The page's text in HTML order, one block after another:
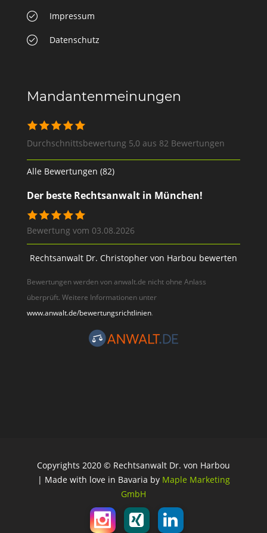
Impressum
Datenschutz
Mandantenmeinungen
Durchschnittsbewertung 5,0 aus 82 Bewertungen
Alle Bewertungen (82)
Der beste Rechtsanwalt in München!
Bewertung vom 03.08.2026
Rechtsanwalt Dr. Christopher von Harbou bewerten
Bewertungen werden von anwalt.de nicht ohne Anlass
überprüft. Weitere Informationen unter
www.anwalt.de/bewertungsrichtlinien.
Copyrights 2020 © Rechtsanwalt Dr. von Harbou
| Made with love in Bavaria by Maple Marketing
GmbH